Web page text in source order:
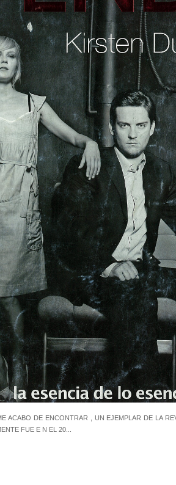
ACABO DE ENCONTRAR , UN EJEMPLAR DE LA
FUE E N EL 20...